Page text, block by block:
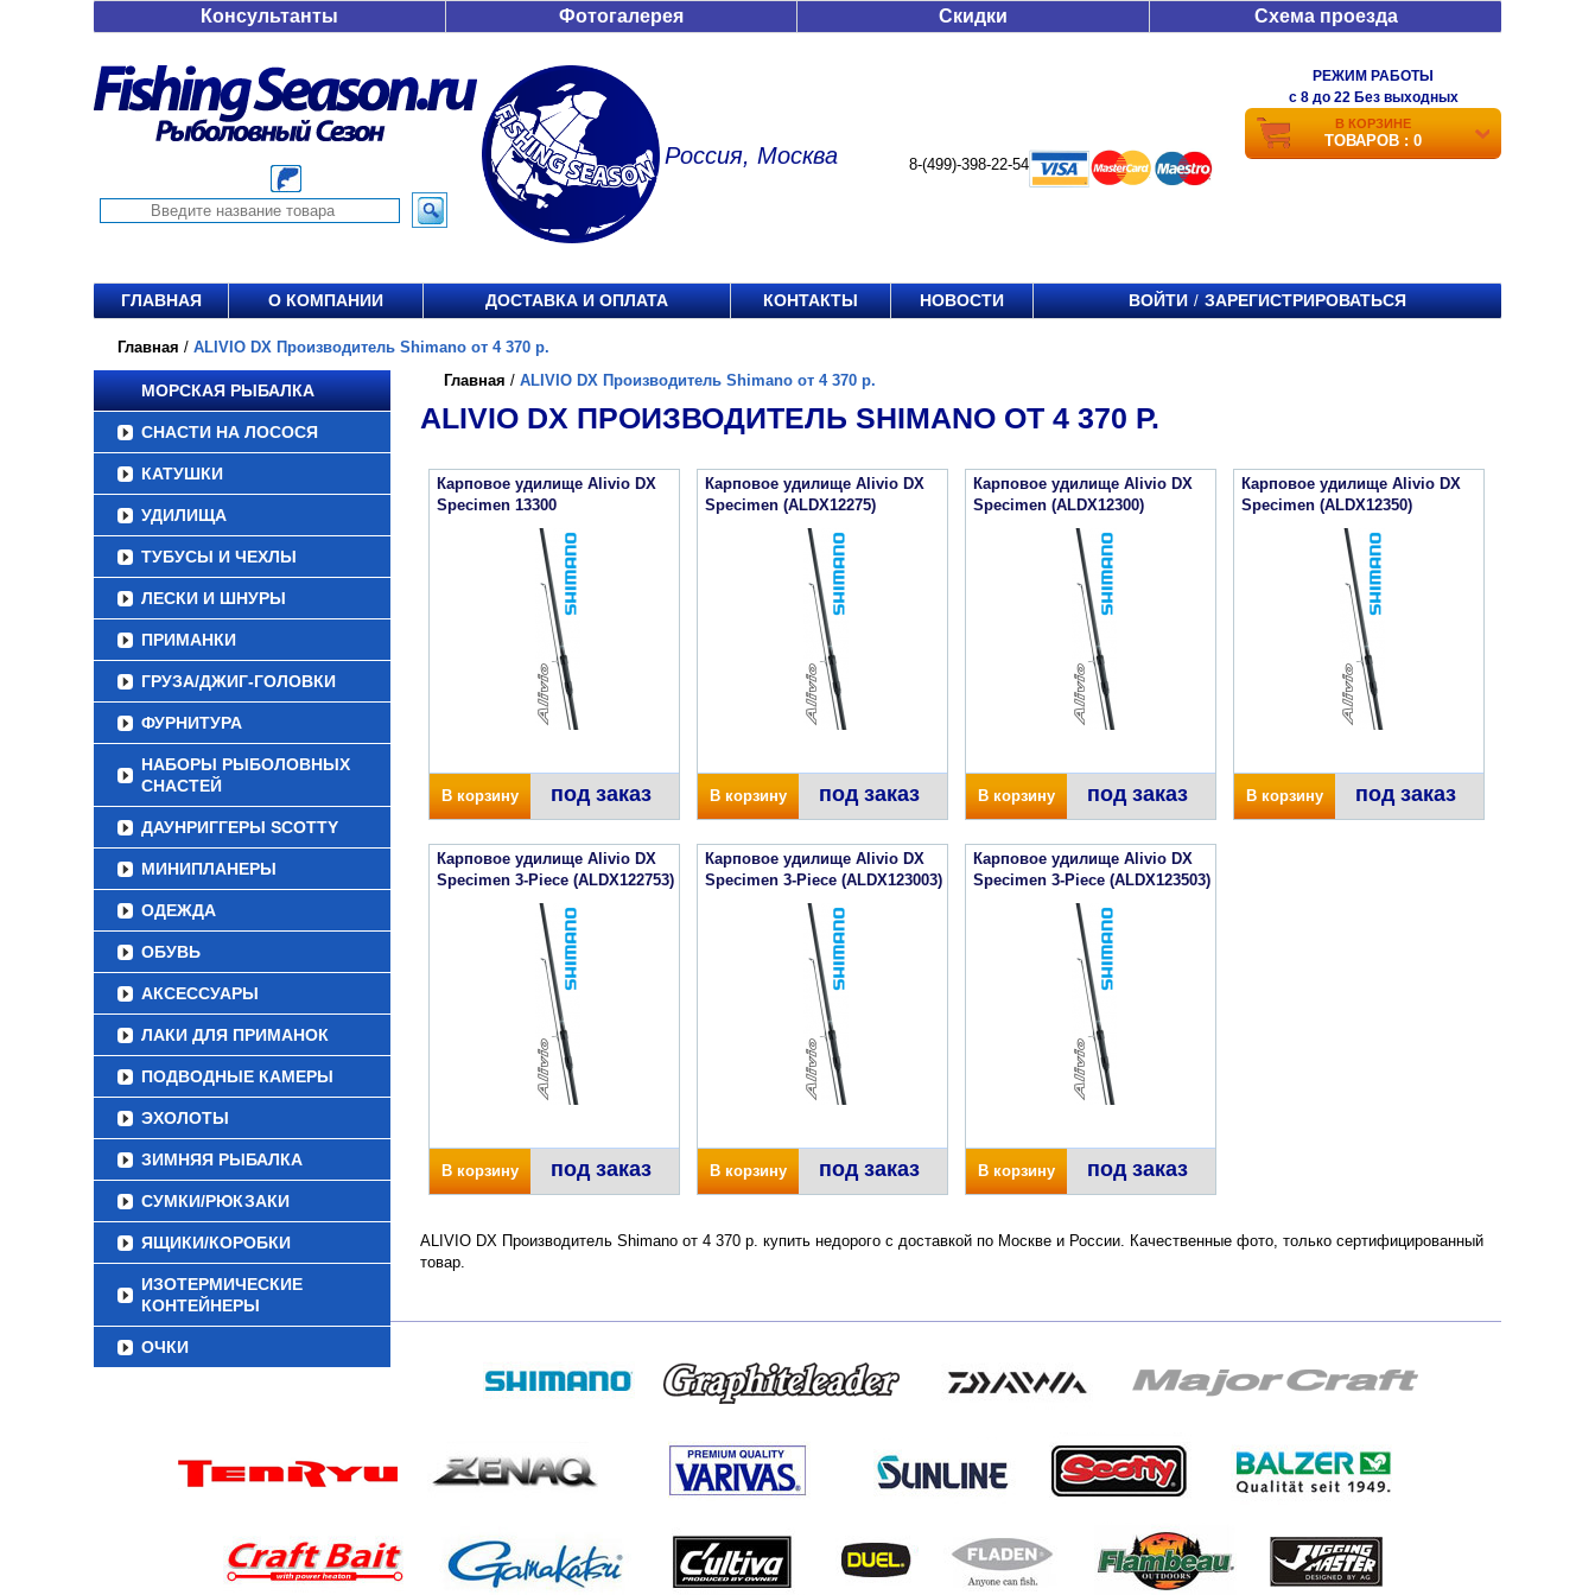
Консультанты Фотогалерея Скидки Схема проезда
Россия, Москва 8-(499)-398-22-54
РЕЖИМ РАБОТЫ
c 8 до 22 Без выходных
В КОРЗИНЕ
ТОВАРОВ : 0
ГЛАВНАЯ О КОМПАНИИ ДОСТАВКА И ОПЛАТА КОНТАКТЫ НОВОСТИ ВОЙТИ / ЗАРЕГИСТРИРОВАТЬСЯ
Главная / ALIVIO DX Производитель Shimano от 4 370 р.
МОРСКАЯ РЫБАЛКА
СНАСТИ НА ЛОСОСЯ
КАТУШКИ
УДИЛИЩА
ТУБУСЫ И ЧЕХЛЫ
ЛЕСКИ И ШНУРЫ
ПРИМАНКИ
ГРУЗА/ДЖИГ-ГОЛОВКИ
ФУРНИТУРА
НАБОРЫ РЫБОЛОВНЫХ
СНАСТЕЙ
ДАУНРИГГЕРЫ SCOTTY
МИНИПЛАНЕРЫ
ОДЕЖДА
ОБУВЬ
АКСЕССУАРЫ
ЛАКИ ДЛЯ ПРИМАНОК
ПОДВОДНЫЕ КАМЕРЫ
ЭХОЛОТЫ
ЗИМНЯЯ РЫБАЛКА
СУМКИ/РЮКЗАКИ
ЯЩИКИ/КОРОБКИ
ИЗОТЕРМИЧЕСКИЕ
КОНТЕЙНЕРЫ
ОЧКИ
Главная / ALIVIO DX Производитель Shimano от 4 370 р.
ALIVIO DX ПРОИЗВОДИТЕЛЬ SHIMANO ОТ 4 370 Р.
Карповое удилище Alivio DX
Specimen 13300
В корзину под заказ
Карповое удилище Alivio DX
Specimen (ALDX12275)
В корзину под заказ
Карповое удилище Alivio DX
Specimen (ALDX12300)
В корзину под заказ
Карповое удилище Alivio DX
Specimen (ALDX12350)
В корзину под заказ
Карповое удилище Alivio DX
Specimen 3-Piece (ALDX122753)
В корзину под заказ
Карповое удилище Alivio DX
Specimen 3-Piece (ALDX123003)
В корзину под заказ
Карповое удилище Alivio DX
Specimen 3-Piece (ALDX123503)
В корзину под заказ
ALIVIO DX Производитель Shimano от 4 370 р. купить недорого с доставкой по Москве и России. Качественные фото, только сертифицированный
товар.